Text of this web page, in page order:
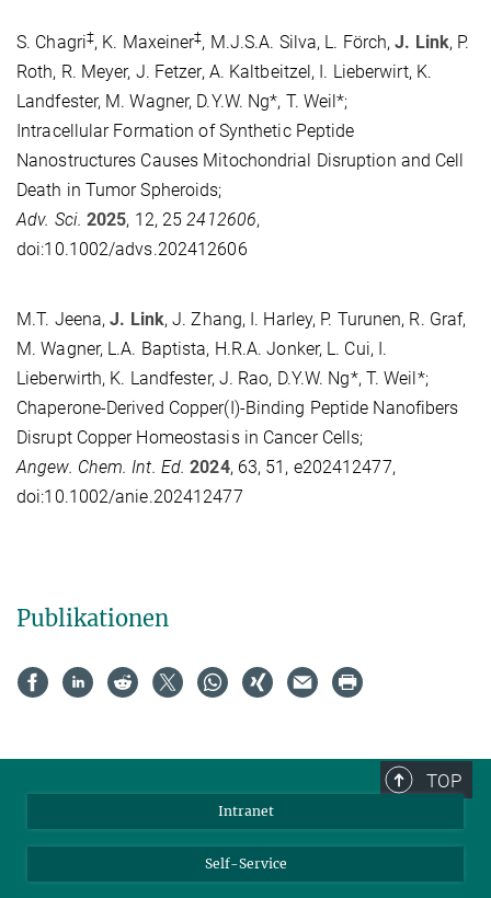
S. Chagri‡, K. Maxeiner‡, M.J.S.A. Silva, L. Förch,J. Link, P.
Roth, R. Meyer, J. Fetzer, A. Kaltbeitzel, I. Lieberwirt, K.
Landfester, M. Wagner, D.Y.W. Ng*, T. Weil*;
Intracellular Formation of Synthetic Peptide
Nanostructures Causes Mitochondrial Disruption and Cell
Death in Tumor Spheroids;
Adv. Sci. 2025, 12, 25 2412606,
doi:10.1002/advs.202412606
M.T. Jeena,J. Link, J. Zhang, I. Harley, P. Turunen, R. Graf,
M. Wagner, L.A. Baptista, H.R.A. Jonker, L. Cui, I.
Lieberwirth, K. Landfester, J. Rao, D.Y.W. Ng*, T. Weil*;
Chaperone-Derived Copper(I)-Binding Peptide Nanofibers
Disrupt Copper Homeostasis in Cancer Cells;
Angew. Chem. Int. Ed. 2024, 63, 51, e202412477,
doi:10.1002/anie.202412477
Publikationen
TOP
Intranet
Self-Service